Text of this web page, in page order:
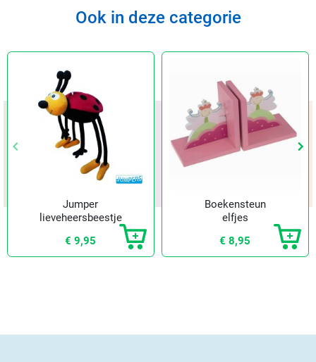
Vorige
keyboard_arrow_left keyboard_arrow_right
Ook in deze categorie
Vorige
keyboard_arrow_left keyboard_arrow_right
Jumper
lieveheersbeestje
€ 9,95
Boekensteun
elfjes
€ 8,95